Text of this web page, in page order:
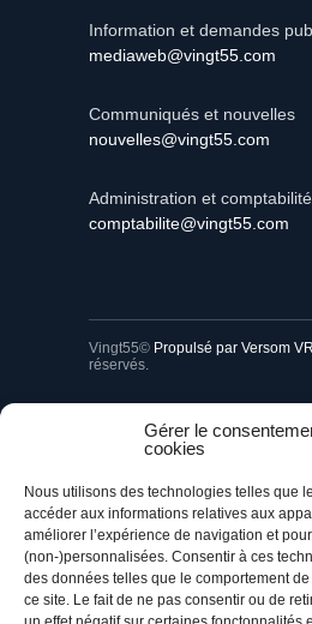
Gérer le
cookies
Nous utilisons des technologies telles que
accéder aux informations relatives aux
améliorer l’expérience de navigation et
(non-)personnalisées. Consentir à ces
des données telles que le comportement
ce site. Le fait de ne pas consentir ou de
Information et demandes
mediaweb@vingt55.com
Communiqués et nouvelles
nouvelles@vingt55.com
Administration et comptabilité
comptabilite@vingt55.com
Vingt55© Propulsé par Versom VR
réservés.